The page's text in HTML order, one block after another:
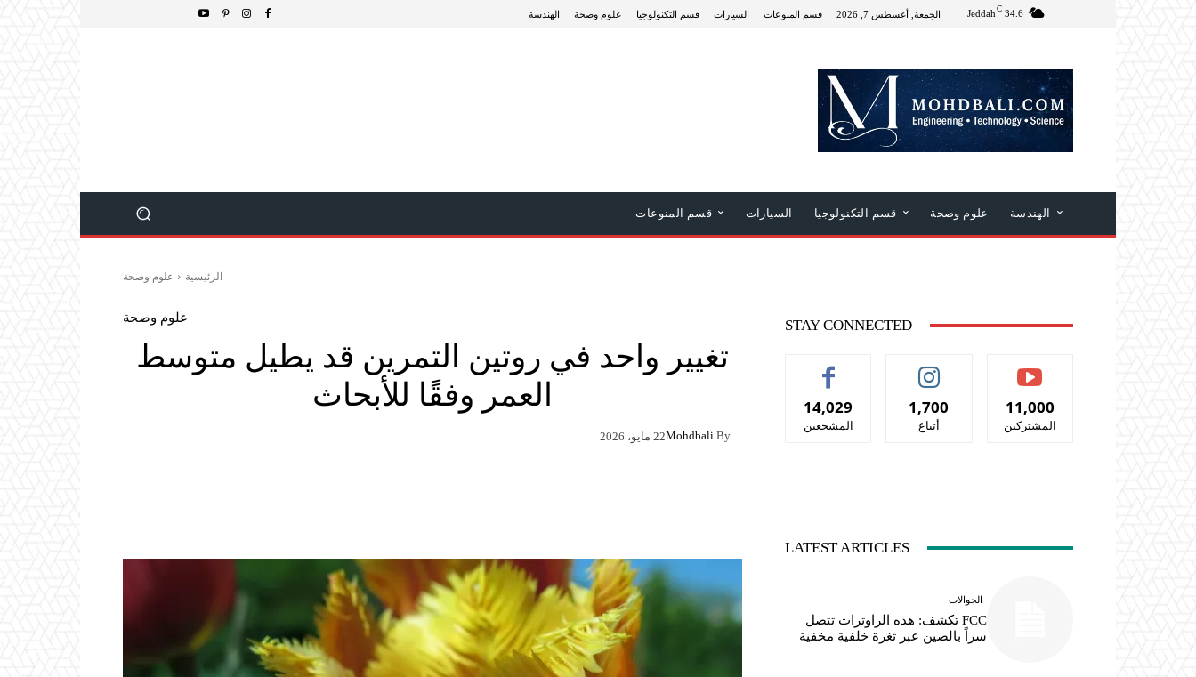
34.6
C
Jeddah الجمعة, أغسطس 7, 2026 الهندسة علوم وصحة قسم التكنولوجيا السيارات قسم المنوعات
الهندسة علوم وصحة قسم التكنولوجيا السيارات قسم المنوعات
الرئيسية علوم وصحة
علوم وصحة
تغيير واحد في روتين التمرين قد يطيل متوسط
العمر وفقًا للأبحاث
By
Mohdbali22 مايو، 2026
STAY CONNECTED
14,029
المشجعين
1,700
أتباع
11,000
المشتركين
LATEST ARTICLES
الجوالات
FCC تكشف: هذه الراوترات تتصل
سراً بالصين عبر ثغرة خلفية مخفية